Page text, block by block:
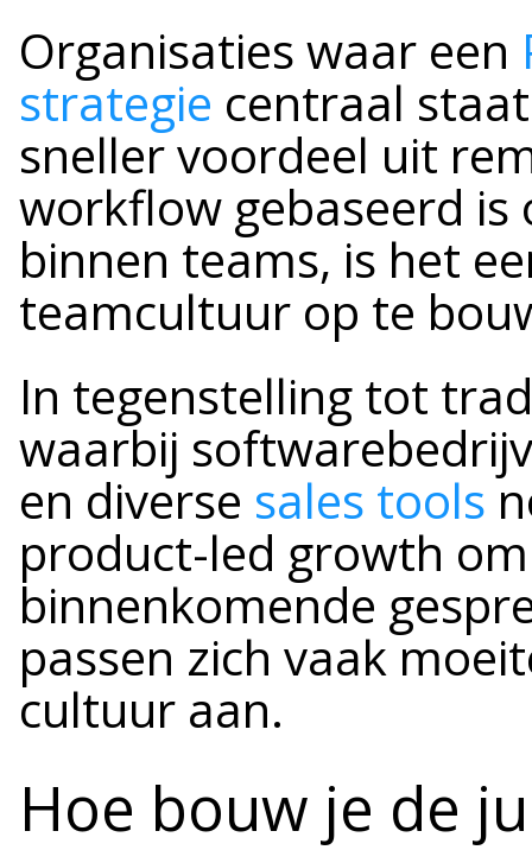
Organisaties waar een
strategie centraal
sneller voordeel uit
workflow gebaseerd is
binnen teams, is het
teamcultuur op te
In tegenstelling tot
waarbij
en diverse sales tools
product-led growth
binnenkomende
passen zich vaak
cultuur aan.
Hoe bouw je de